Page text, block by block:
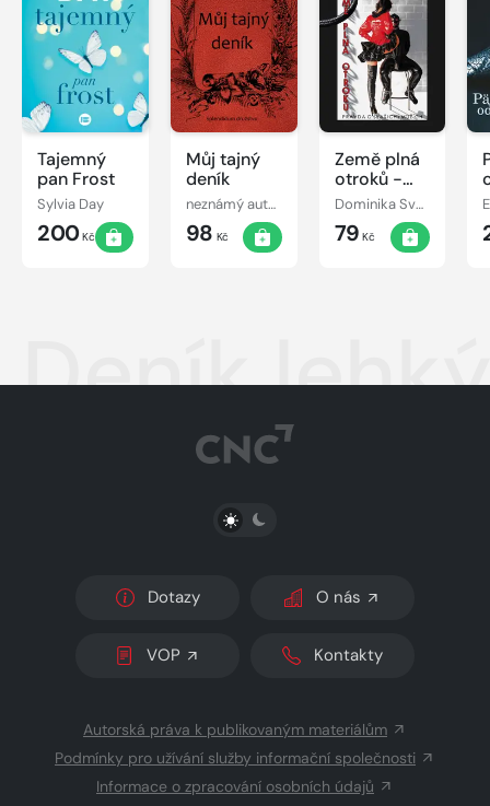
Tajemný
pan Frost
Sylvia Day
200Kč
Můj tajný
deník
neznámý autor
98 Kč
Země plná
otroků -
Pravda o
(vašich)
mužích
Dominika Svobodová
79 Kč
Deník
PŘEPNOUT SVĚTLÝ/TMAVÝ REŽIM
Dotazy O nás
VOP Kontakty
Autorská práva k publikovaným materiálům
Podmínky pro užívání služby informační společnosti
Informace o zpracování osobních údajů